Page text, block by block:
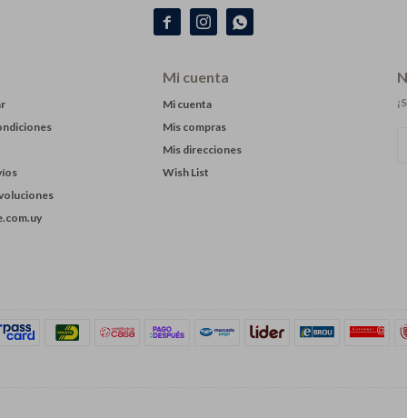
  
Mi cuenta
Mi cuenta
Mis compras
Mis direcciones
Wish List